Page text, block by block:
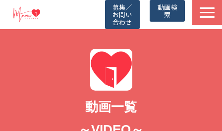
募集／
お問い
合わせ
動画検
索
動画一覧